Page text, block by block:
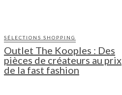
SÉLECTIONS SHOPPING
Outlet The Kooples : Des
pièces de créateurs au prix
de la fast fashion